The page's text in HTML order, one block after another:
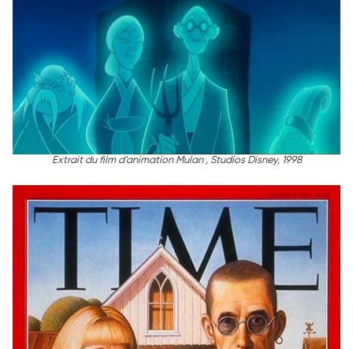
Extrait du film d’animation Mulan , Studios Disney, 1998